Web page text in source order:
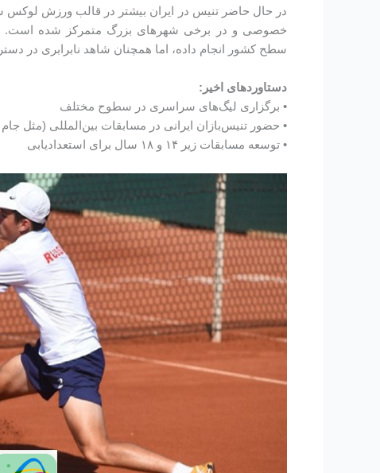
در حال حاضر تنیس در ایران بیشتر در قالب ورزش
خصوصی و در برخی شهرهای بزرگ متمرکز شده است.
سطح کشور انجام داده، اما همچنان شاهد نابرابری در
دستاوردهای اخیر:
• برگزاری لیگ‌های سراسری در سطوح مختلف
• حضور تنیس‌بازان ایرانی در مسابقات بین‌المللی (مثل
• توسعه مسابقات زیر ۱۴ و ۱۸ سال برای استعدادیابی